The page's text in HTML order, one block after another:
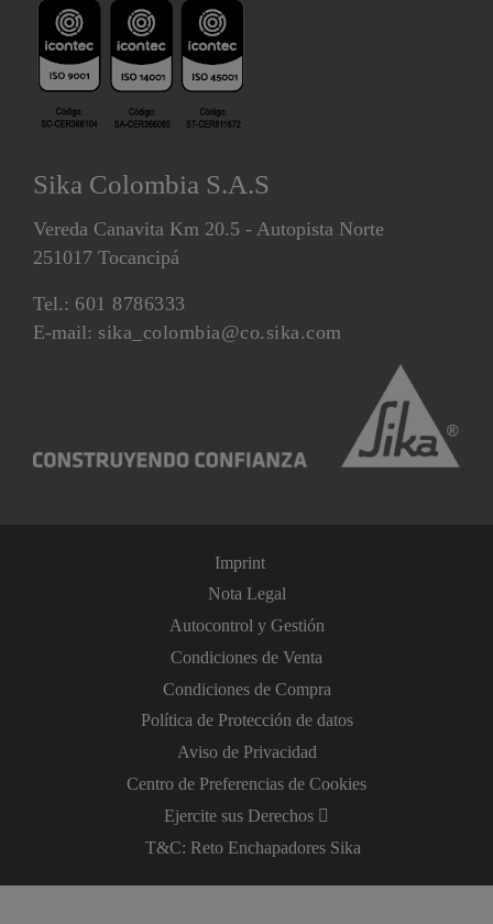
Sika Colombia S.A.S
Vereda Canavita Km 20.5 - Autopista Norte
251017 Tocancipá
Tel.: 601 8786333
E-mail: sika_colombia@co.sika.com
Imprint
Nota Legal
Autocontrol y Gestión
Condiciones de Venta
Condiciones de Compra
Política de Protección de datos
Aviso de Privacidad
Centro de Preferencias de Cookies
Ejercite sus Derechos
T&C: Reto Enchapadores Sika